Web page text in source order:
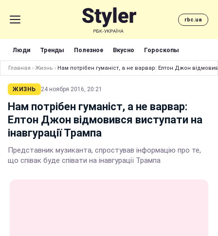
rbc.ua
Люди Тренды Полезное Вкусно Гороскопы
Главная › Жизнь › Нам потрібен гуманіст, а не варвар: Елтон Джон
ЖИЗНЬ 24 ноября 2016, 20:21
Нам потрібен гуманіст, а не варвар:
Елтон Джон відмовився виступати на
інавгурації Трампа
Представник музиканта, спростував інформацію про те,
що співак буде співати на інавгурації Трампа